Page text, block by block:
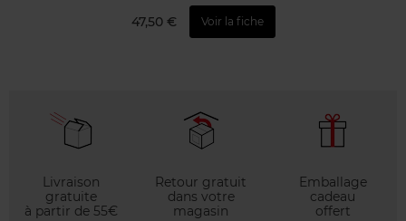
47,50 € Voir la fiche
Livraison
gratuite
à partir de 55€
Retour gratuit
dans votre
magasin
Emballage
cadeau
offert